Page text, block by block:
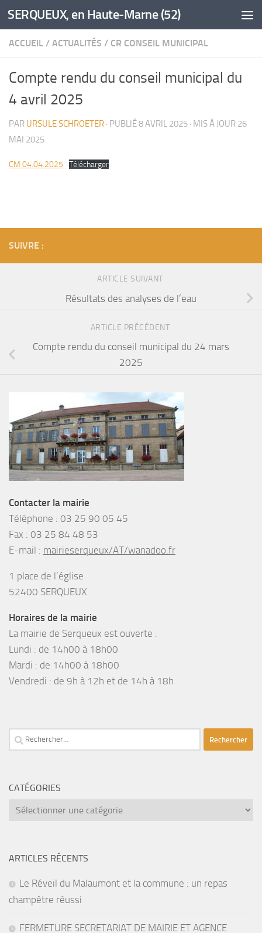
Skip to content
SERQUEUX, en Haute-Marne (52)
ACCUEIL / ACTUALITÉS / CR CONSEIL MUNICIPAL
Compte rendu du conseil municipal du
4 avril 2025
PAR URSULE SCHROETER · PUBLIÉ8 AVRIL 2025 · MIS À JOUR 26
MAI 2025
CM 04.04.2025 Télécharger
SUIVRE :
ARTICLE SUIVANT
Résultats des analyses de l’eau
ARTICLE PRÉCÉDENT
Compte rendu du conseil municipal du 24 mars
2025
Contacter la mairie
Téléphone : 03 25 90 05 45
Fax : 03 25 84 48 53
E-mail : mairieserqueux/AT/wanadoo.fr
1 place de l’église
52400 SERQUEUX
Horaires de la mairie
La mairie de Serqueux est ouverte :
Lundi : de 14h00 à 18h00
Mardi : de 14h00 à 18h00
Vendredi : de 9h à 12h et de 14h à 18h
Rechercher :
CATÉGORIES
catégories
ARTICLES RÉCENTS
Le Réveil du Malaumont et la commune : un repas
champêtre réussi
FERMETURE SECRETARIAT DE MAIRIE ET AGENCE